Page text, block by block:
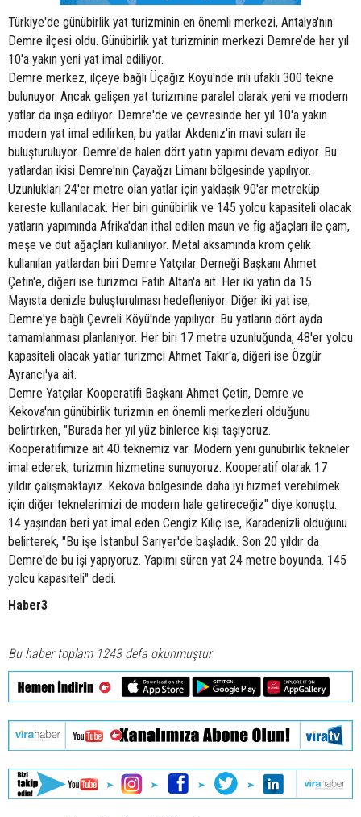
Türkiye'de günübirlik yat turizminin en önemli merkezi, Antalya'nın
Demre ilçesi oldu. Günübirlik yat turizminin merkezi Demre’de her yıl
10'a yakın yeni yat imal ediliyor.
Demre merkez, ilçeye bağlı Üçağız Köyü'nde irili ufaklı 300 tekne
bulunuyor. Ancak gelişen yat turizmine paralel olarak yeni ve modern
yatlar da inşa ediliyor. Demre'de ve çevresinde her yıl 10'a yakın
modern yat imal edilirken, bu yatlar Akdeniz'in mavi suları ile
buluşturuluyor. Demre'de halen dört yatın yapımı devam ediyor. Bu
yatlardan ikisi Demre'nin Çayağzı Limanı bölgesinde yapılıyor.
Uzunlukları 24'er metre olan yatlar için yaklaşık 90'ar metreküp
kereste kullanılacak. Her biri günübirlik ve 145 yolcu kapasiteli olacak
yatların yapımında Afrika'dan ithal edilen maun ve fig ağaçları ile çam,
meşe ve dut ağaçları kullanılıyor. Metal aksamında krom çelik
kullanılan yatlardan biri Demre Yatçılar Derneği Başkanı Ahmet
Çetin'e, diğeri ise turizmci Fatih Altan'a ait. Her iki yatın da 15
Mayısta denizle buluşturulması hedefleniyor. Diğer iki yat ise,
Demre'ye bağlı Çevreli Köyü'nde yapılıyor. Bu yatların dört ayda
tamamlanması planlanıyor. Her biri 17 metre uzunluğunda, 48'er yolcu
kapasiteli olacak yatlar turizmci Ahmet Takır'a, diğeri ise Özgür
Ayrancı'ya ait.
Demre Yatçılar Kooperatifi Başkanı Ahmet Çetin, Demre ve
Kekova'nın günübirlik turizmin en önemli merkezleri olduğunu
belirtirken, "Burada her yıl yüz binlerce kişi taşıyoruz.
Kooperatifimize ait 40 teknemiz var. Modern yeni günübirlik tekneler
imal ederek, turizmin hizmetine sunuyoruz. Kooperatif olarak 17
yıldır çalışmaktayız. Kekova bölgesinde daha iyi hizmet verebilmek
için diğer teknelerimizi de modern hale getireceğiz" diye konuştu.
14 yaşından beri yat imal eden Cengiz Kılıç ise, Karadenizli olduğunu
belirterek, "Bu işe İstanbul Sarıyer'de başladık. Son 20 yıldır da
Demre'de bu işi yapıyoruz. Yapımı süren yat 24 metre boyunda. 145
yolcu kapasiteli" dedi.
Haber3
Bu haber toplam 1243 defa okunmuştur